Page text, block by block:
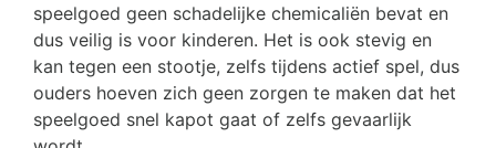
speelgoed geen schadelijke chemicaliën bevat en
dus veilig is voor kinderen. Het is ook stevig en
kan tegen een stootje, zelfs tijdens actief spel, dus
ouders hoeven zich geen zorgen te maken dat het
speelgoed snel kapot gaat of zelfs gevaarlijk